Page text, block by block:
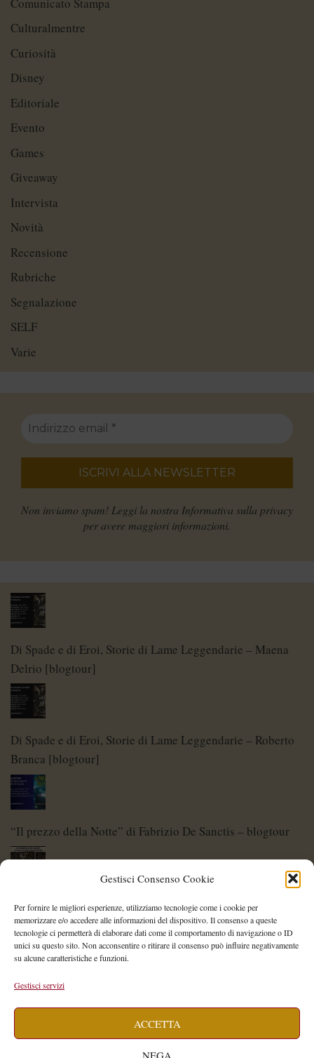
Gestisci Consenso Cookie
Per fornire le migliori esperienze, utilizziamo tecnologie come i cookie per
memorizzare e/o accedere alle informazioni del dispositivo. Il consenso a queste
tecnologie ci permetterà di elaborare dati come il comportamento di navigazione o ID
unici su questo sito. Non acconsentire o ritirare il consenso può influire negativamente
su alcune caratteristiche e funzioni.
Gestisci servizi
ACCETTA
NEGA
Culturalmentre
Curiosità
Disney
Editoriale
Evento
Games
Giveaway
Intervista
Novità
Recensione
Rubriche
Segnalazione
SELF
Varie
Non inviamo spam! Leggi la nostra Informativa sulla privacy
per avere maggiori informazioni.
Di Spade e di Eroi, Storie di Lame Leggendarie – Maena
Delrio [blogtour]
Di Spade e di Eroi, Storie di Lame Leggendarie – Roberto
Branca [blogtour]
“Il prezzo della Notte” di Fabrizio De Sanctis – blogtour
Di Spade e di Eroi – Storie di Lame Leggendarie